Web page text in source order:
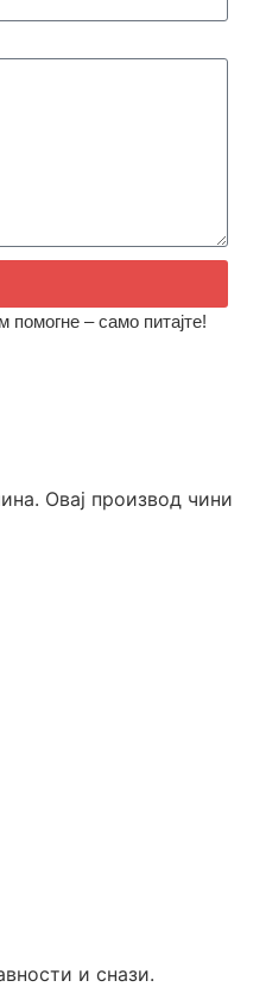
– само питајте!
Овај производ чини
и снази.